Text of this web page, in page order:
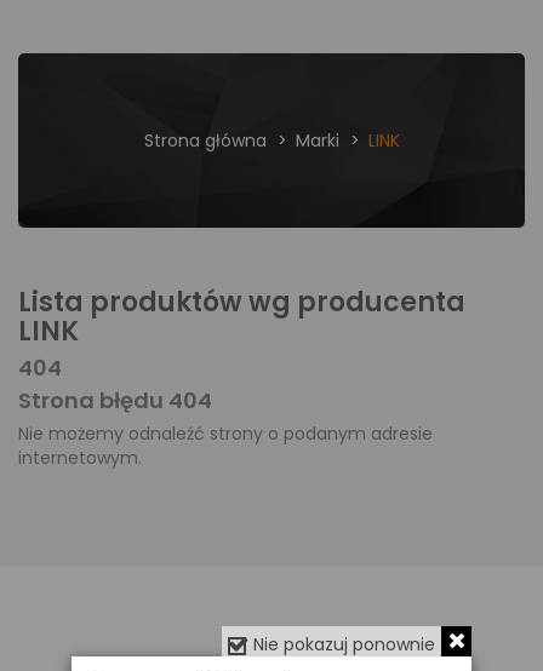
Strona główna Marki LINK
Lista produktów wg producenta
LINK
404
Strona błędu 404
Nie możemy odnaleźć strony o podanym adresie
internetowym.
Nie pokazuj ponownie